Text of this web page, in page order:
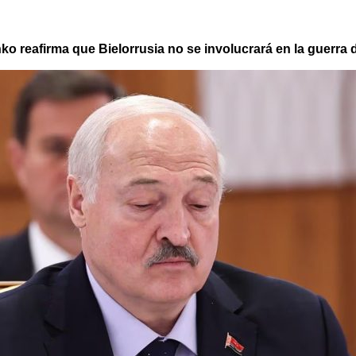
reafirma que Bielorrusia no se involucrará en la guerra